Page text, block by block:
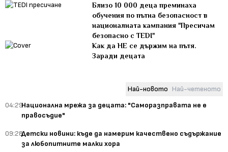
Близо 10 000 деца преминаха
обучения по пътна безопасност в
националната кампания "Пресичам
безопасно с TEDI"
Как да НЕ се държим на пътя.
Заради децата
Най-новото Най-четеното
04:29Национална мрежа за децата: "Саморазправата не е
правосъдие"
09:28Детски новини: къде да намерим качествено съдържание
за любопитните малки хора